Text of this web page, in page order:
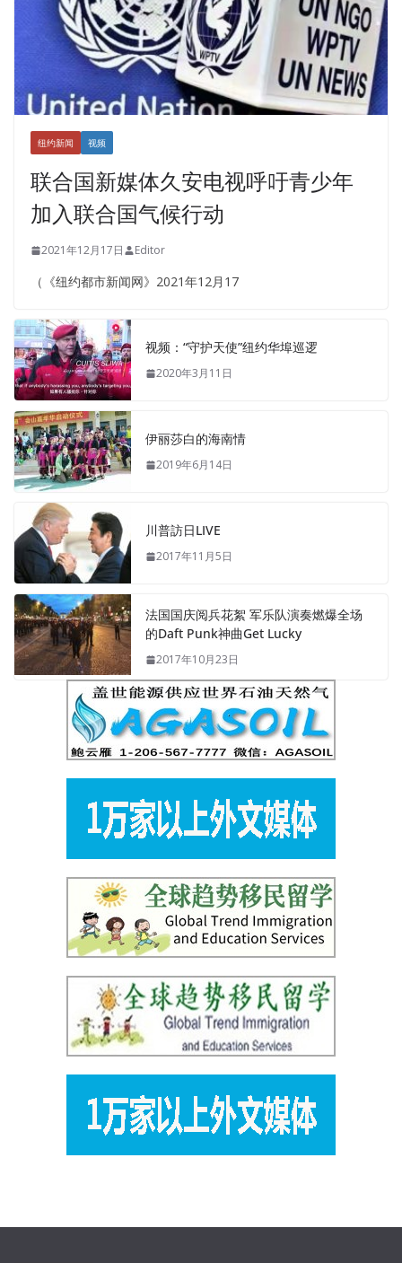
纽约新闻 视频
联合国新媒体久安电视呼吁青少年
加入联合国气候行动
2021年12月17日 Editor
（《纽约都市新闻网》2021年12月17
视频：“守护天使”纽约华埠巡逻
2020年3月11日
伊丽莎白的海南情
2019年6月14日
川普訪日LIVE
2017年11月5日
法国国庆阅兵花絮 军乐队演奏燃爆全场
的Daft Punk神曲Get Lucky
2017年10月23日